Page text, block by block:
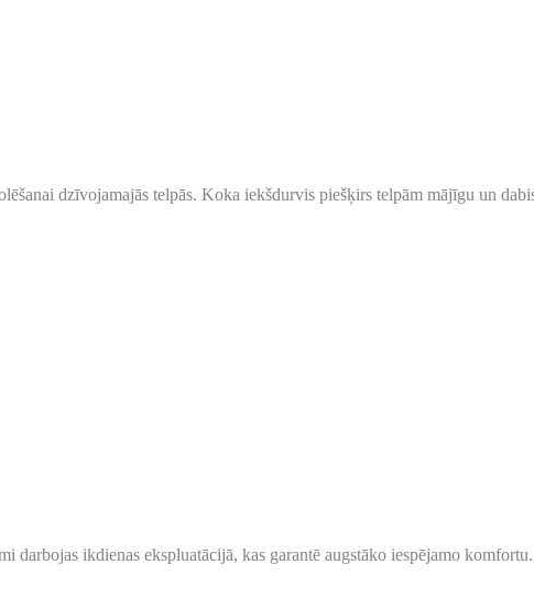
dzīvojamajās telpās. Koka iekšdurvis piešķirs telpām mājīgu un
ikdienas ekspluatācijā, kas garantē augstāko iespējamo